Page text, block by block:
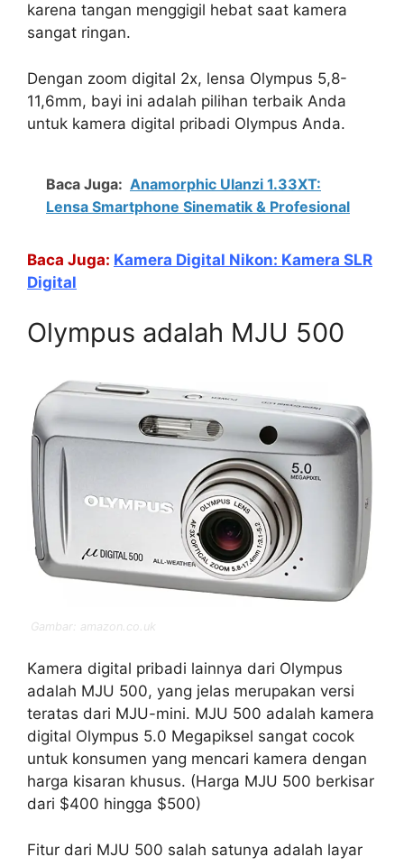
karena tangan menggigil hebat saat kamera
sangat ringan.
Dengan zoom digital 2x, lensa Olympus 5,8-
11,6mm, bayi ini adalah pilihan terbaik Anda
untuk kamera digital pribadi Olympus Anda.
Baca Juga: Anamorphic Ulanzi 1.33XT:
Lensa Smartphone Sinematik & Profesional
Baca Juga: Kamera Digital Nikon: Kamera SLR
Digital
Olympus adalah MJU 500
Gambar: amazon.co.uk
Kamera digital pribadi lainnya dari Olympus
adalah MJU 500, yang jelas merupakan versi
teratas dari MJU-mini. MJU 500 adalah kamera
digital Olympus 5.0 Megapiksel sangat cocok
untuk konsumen yang mencari kamera dengan
harga kisaran khusus. (Harga MJU 500 berkisar
dari $400 hingga $500)
Fitur dari MJU 500 salah satunya adalah layar